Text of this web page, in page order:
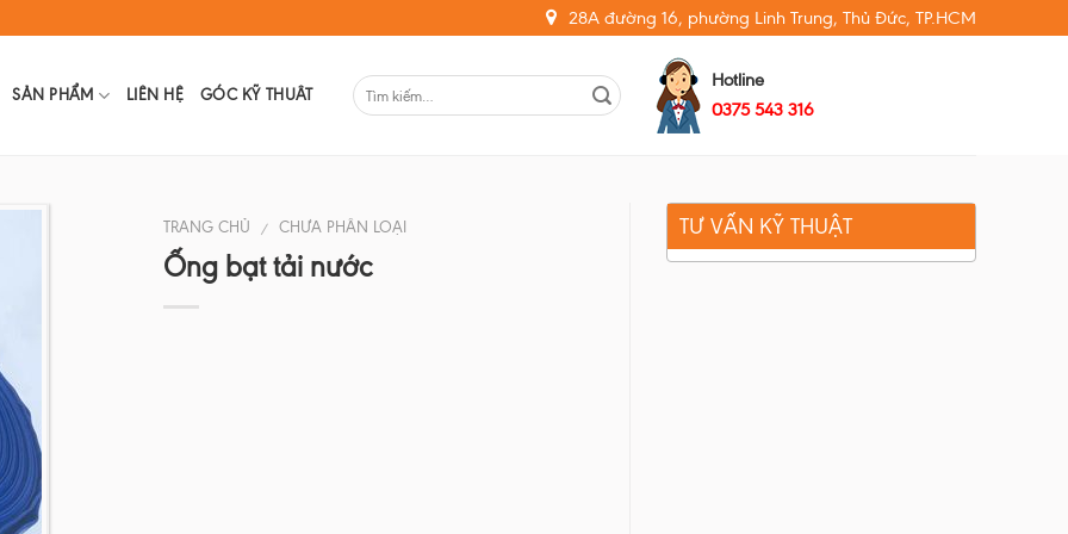
28A đường 16, phường Linh Trung, Thủ Đức, TP.HCM
SẢN PHẨM LIÊN HỆ GÓC KỸ THUÂT
Hotline
0375 543 316
TRANG CHỦ / CHƯA PHÂN LOẠI
Ống bạt tải nước
TƯ VẤN KỸ THUẬT